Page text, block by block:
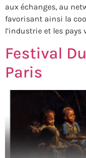
aux échanges, au
favorisant ainsi la
l’industrie et les pays
Festival
Paris